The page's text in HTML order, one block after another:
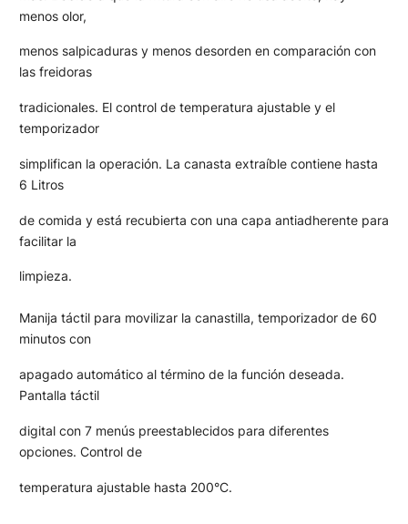
menos olor,
menos salpicaduras y menos desorden en comparación con
las freidoras
tradicionales. El control de temperatura ajustable y el
temporizador
simplifican la operación. La canasta extraíble contiene hasta
6 Litros
de comida y está recubierta con una capa antiadherente para
facilitar la
limpieza.
Manija táctil para movilizar la canastilla, temporizador de 60
minutos con
apagado automático al término de la función deseada.
Pantalla táctil
digital con 7 menús preestablecidos para diferentes
opciones. Control de
temperatura ajustable hasta 200°C.